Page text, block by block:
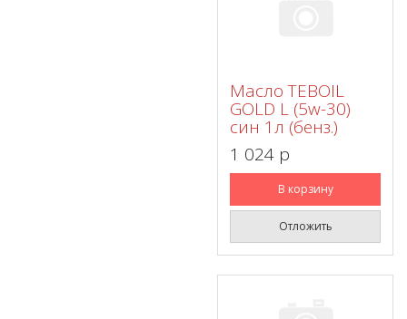
Масло TEBOIL
GOLD L (5w-30)
син 1л (бенз.)
1 024 p
В корзину
Отложить